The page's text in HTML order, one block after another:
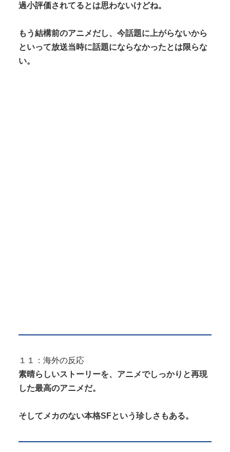
過小評価されてるとは思わないけどね。
もう結構前のアニメだし、今話題に上がらないから
といって放送当時に話題にならなかったとは限らな
い。
１１：海外の反応
素晴らしいストーリーを、アニメでしっかりと再現
した最高のアニメだ。
そしてメカのない本格SFという珍しさもある。